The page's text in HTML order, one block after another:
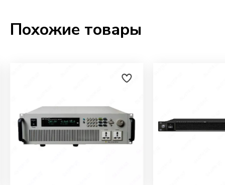
Похожие товары